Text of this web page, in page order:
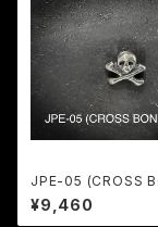
JPE-05 (CROSS
LL)
¥9,460